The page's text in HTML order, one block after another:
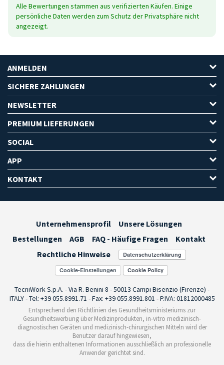
Alle Bewertungen stammen aus verifizierten Käufen. Einige
persönliche Daten werden zum Schutz der Privatsphäre nicht
angezeigt.
ANMELDEN
SICHERE ZAHLUNGEN
NEWSLETTER
PREMIUM LIEFERUNGEN
SOCIAL
APP
KONTAKT
Unternehmensprofil
Unsere Lösungen
Bestellungen
AGB FAQ - Häufige Fragen
Kontakt
Rechtliche Hinweise
Cookie-Einstellungen
TecniWork S.p.A. - Via R. Benini 8 - 50013 Campi Bisenzio (Firenze) -
ITALY - Tel: +39 055.8991.71 - Fax: +39 055.8991.801 - P.IVA: 01812000485
Entsprechend den Richtlinien des Gesundheitsministeriums zur
Gesundheitswerbung über Medizinprodukten, in-vitro medizinisch-
diagnostischen Geräten und medizinisch-chirurgischen Mitteln wird der
Benutzer darauf hingewiesen,
dass die hierin enthaltenen Informationen ausschließlich an professionelle
Anwender gerichtet sind.